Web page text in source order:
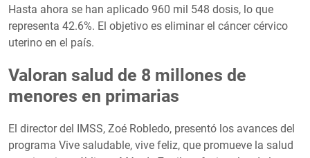
Hasta ahora se han aplicado 960 mil 548 dosis, lo que
representa 42.6%. El objetivo es eliminar el cáncer cérvico
uterino en el país.
Valoran salud de 8 millones de
menores en primarias
El director del IMSS, Zoé Robledo, presentó los avances del
programa Vive saludable, vive feliz, que promueve la salud